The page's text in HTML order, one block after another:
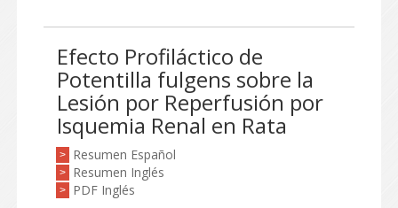
Efecto Profiláctico de
Potentilla fulgens sobre la
Lesión por Reperfusión por
Isquemia Renal en Rata
> Resumen Español
> Resumen Inglés
> PDF Inglés